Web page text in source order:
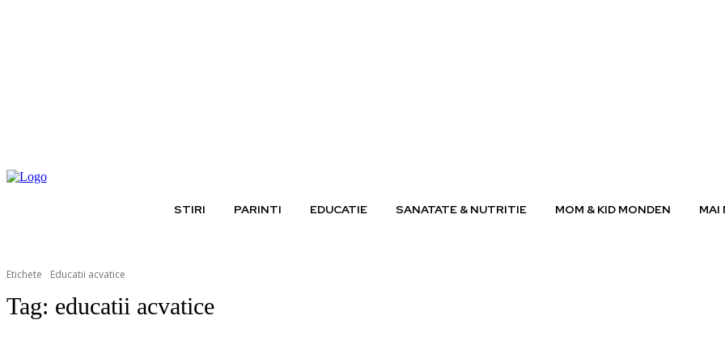
STIRI PARINTI EDUCATIE SANATATE & NUTRITIE MOM & KID MONDEN MAI
Etichete Educatii acvatice
Tag: educatii acvatice